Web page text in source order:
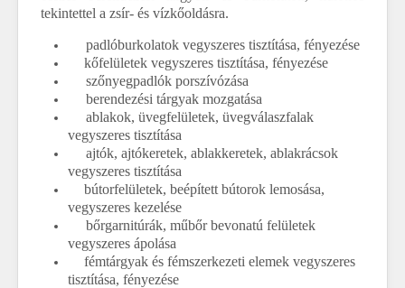
tekintettel a zsír- és vízkőoldásra.
padlóburkolatok vegyszeres tisztítása, fényezése
kőfelületek vegyszeres tisztítása, fényezése
szőnyegpadlók porszívózása
berendezési tárgyak mozgatása
ablakok, üvegfelületek, üvegválaszfalak
vegyszeres tisztítása
ajtók, ajtókeretek, ablakkeretek, ablakrácsok
vegyszeres tisztítása
bútorfelületek, beépített bútorok lemosása,
vegyszeres kezelése
bőrgarnitúrák, műbőr bevonatú felületek
vegyszeres ápolása
fémtárgyak és fémszerkezeti elemek vegyszeres
tisztítása, fényezése